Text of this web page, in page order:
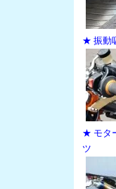
★ 振動
★ モタ
ツ